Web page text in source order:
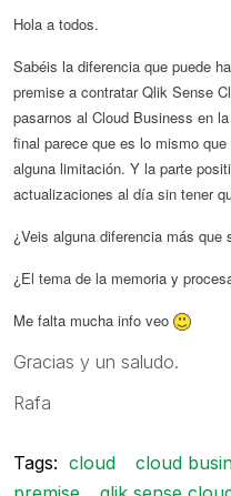
Hola a todos.
Sabéis la diferencia que puede
premise a contratar Qlik Sense
pasarnos al Cloud Business en
final parece que es lo mismo
alguna limitación. Y la parte
actualizaciones al día sin tener
¿Veis alguna diferencia más que
¿El tema de la memoria y
Me falta mucha info veo
Gracias y un saludo.
Rafa
Tags: cloud cloud